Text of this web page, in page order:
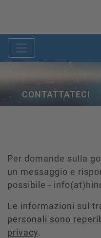
CONTATTATECI
Per domande sulla
un messaggio e
possibile -
Le informazioni sul
personali sono
privacy.